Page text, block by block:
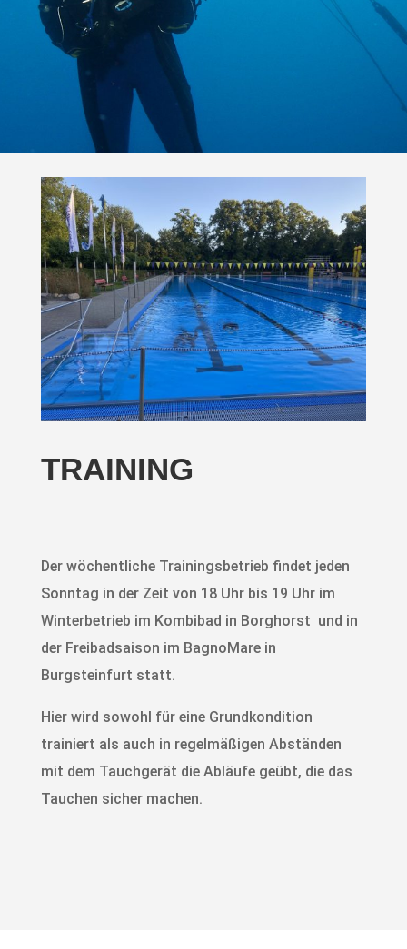
TRAINING
Der wöchentliche Trainingsbetrieb findet jeden
Sonntag in der Zeit von 18 Uhr bis 19 Uhr im
Winterbetrieb im Kombibad in Borghorst und in
der Freibadsaison im BagnoMare in
Burgsteinfurt statt.
Hier wird sowohl für eine Grundkondition
trainiert als auch in regelmäßigen Abständen
mit dem Tauchgerät die Abläufe geübt, die das
Tauchen sicher machen.